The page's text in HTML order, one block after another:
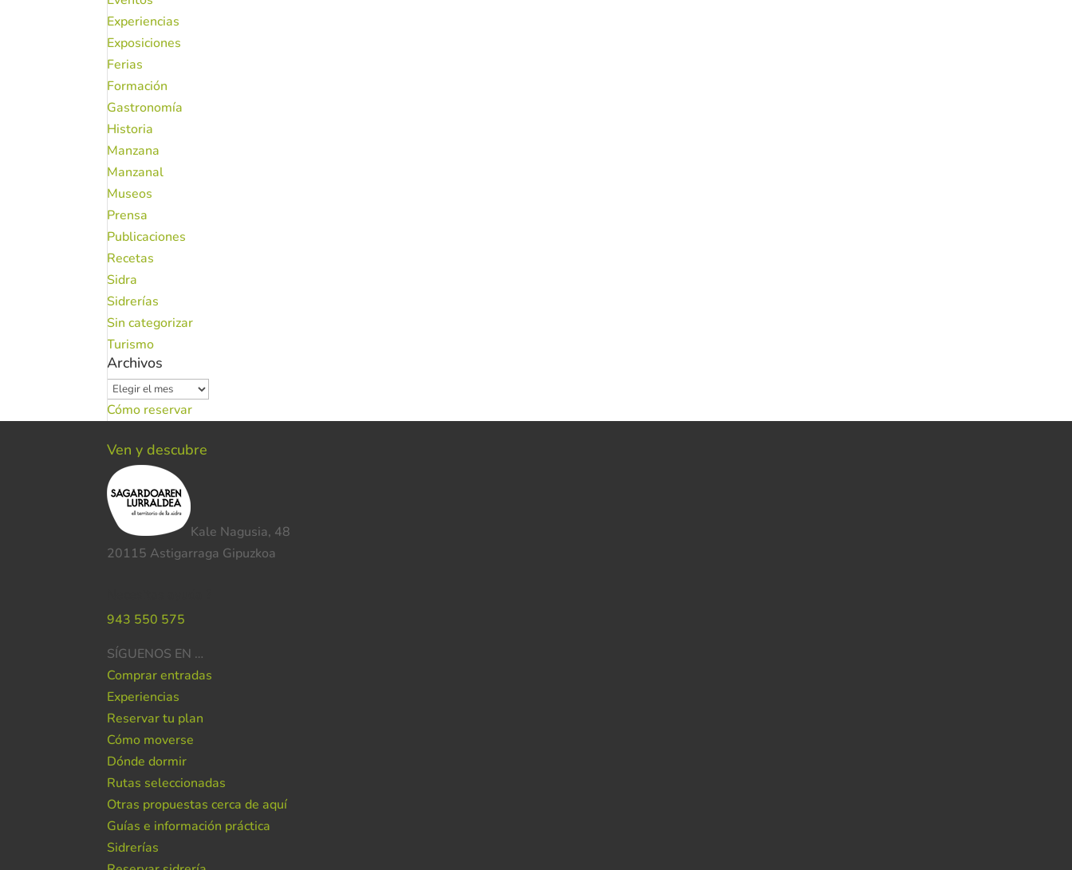
Experiencias
Exposiciones
Ferias
Formación
Gastronomía
Historia
Manzana
Manzanal
Museos
Prensa
Publicaciones
Recetas
Sidra
Sidrerías
Sin categorizar
Turismo
Archivos
Archivos
Cómo reservar
Ven y descubre
Kale Nagusia, 48
20115 Astigarraga Gipuzkoa
943 550 575
SÍGUENOS EN …
Comprar entradas
Experiencias
Reservar tu plan
Cómo moverse
Dónde dormir
Rutas seleccionadas
Otras propuestas cerca de aquí
Guías e información práctica
Sidrerías